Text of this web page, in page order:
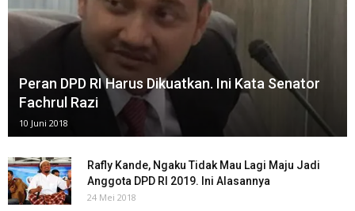
Peran DPD RI Harus Dikuatkan. Ini Kata Senator
Fachrul Razi
10 Juni 2018
Rafly Kande, Ngaku Tidak Mau Lagi Maju Jadi
Anggota DPD RI 2019. Ini Alasannya
24 Mei 2018